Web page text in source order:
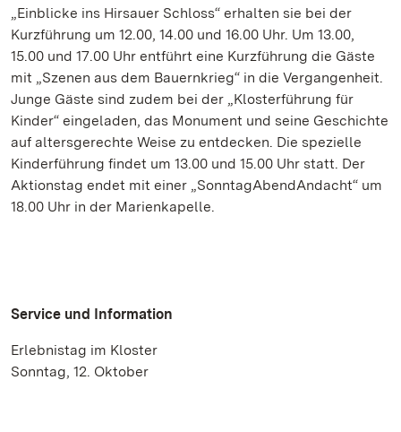
„Einblicke ins Hirsauer Schloss“ erhalten sie bei der
Kurzführung um 12.00, 14.00 und 16.00 Uhr. Um 13.00,
15.00 und 17.00 Uhr entführt eine Kurzführung die Gäste
mit „Szenen aus dem Bauernkrieg“ in die Vergangenheit.
Junge Gäste sind zudem bei der „Klosterführung für
Kinder“ eingeladen, das Monument und seine Geschichte
auf altersgerechte Weise zu entdecken. Die spezielle
Kinderführung findet um 13.00 und 15.00 Uhr statt. Der
Aktionstag endet mit einer „SonntagAbendAndacht“ um
18.00 Uhr in der Marienkapelle.
Service und Information
Erlebnistag im Kloster
Sonntag, 12. Oktober